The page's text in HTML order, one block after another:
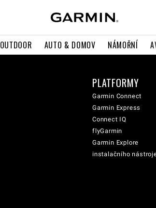
OUTDOOR AUTO & DOMOV NÁMOŘNÍ
PLATFORMY
Garmin Connect
Garmin Express
Connect IQ
flyGarmin
Garmin Explore
instalačního